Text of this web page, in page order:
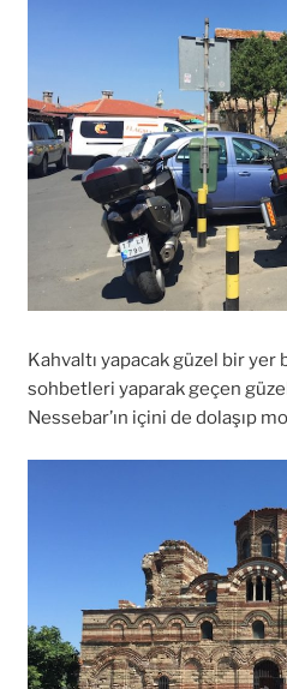
Kahvaltı yapacak güzel bir
sohbetleri yaparak geçen
Nessebar’ın içini de dolaşıp